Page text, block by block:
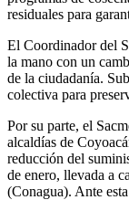
residuales para
El Coordinador del
la mano con un
de la ciudadanía.
colectiva para
Por su parte, el
alcaldías de
reducción del
de enero, llevada a
(Conagua). Ante